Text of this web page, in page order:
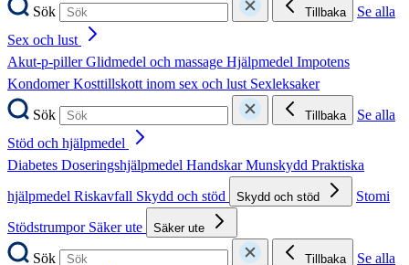
Sök
Tillbaka
Se alla
Sex och lust
Akut-p-pillerGlidmedel och massage Hjälpmedel Impotens
KondomerKosttillskott inom sex och lust Sexleksaker
Sök
Tillbaka
Se alla
Stöd och hjälpmedel
Diabetes Doseringshjälpmedel HandskarMunskydd Praktiska
hjälpmedel Riskavfall Skydd och stöd Skydd och stöd
Stomi
Stödstrumpor Säker ute Säker ute
Sök Tillbaka
Se alla